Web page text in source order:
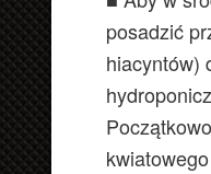
posadzić
hiacyntów)